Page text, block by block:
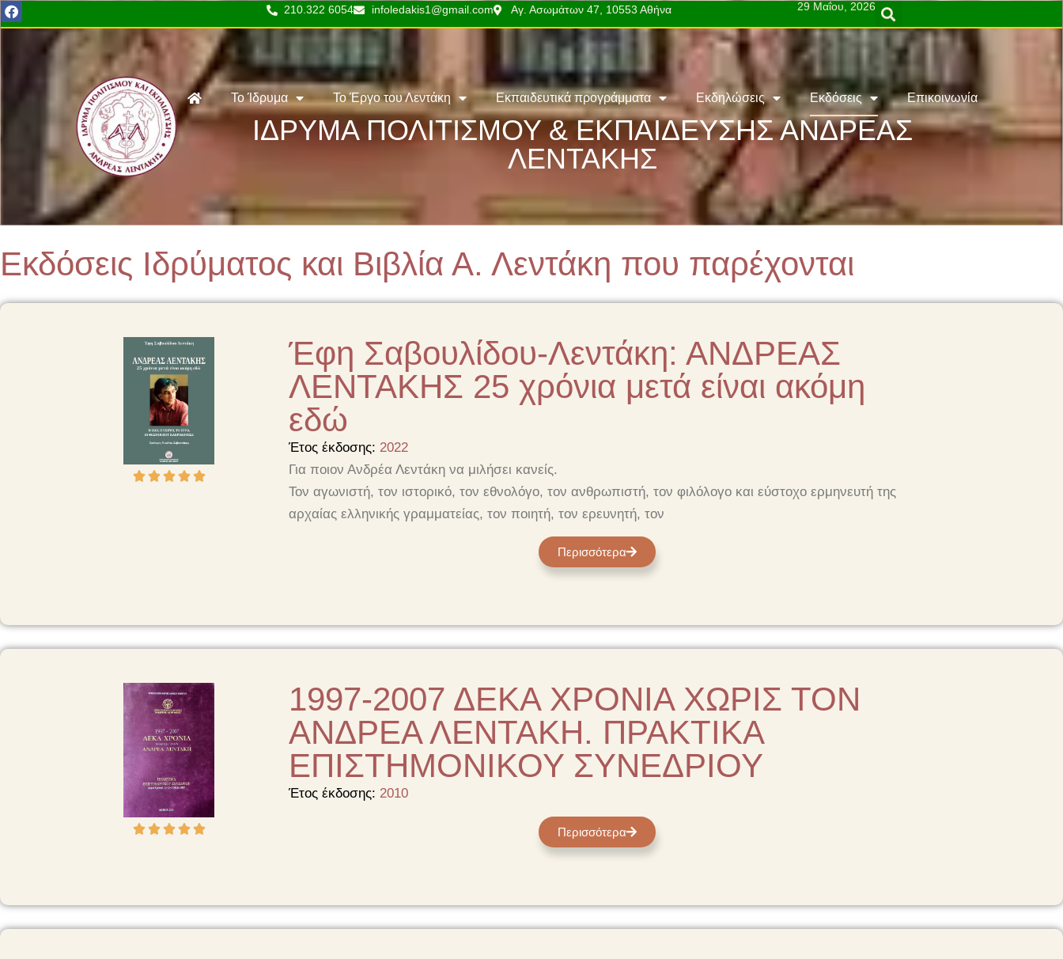
210.322 6054 infoledakis1@gmail.com Αγ. Ασωμάτων 47, 10553 Αθήνα 29 Μαΐου, 2026
Το Ίδρυμα Το Έργο του Λεντάκη Εκπαιδευτικά προγράμματα Εκδηλώσεις Εκδόσεις Επικοινωνία
ΙΔΡΥΜΑ ΠΟΛΙΤΙΣΜΟΥ & ΕΚΠΑΙΔΕΥΣΗΣ ΑΝΔΡΕΑΣ
ΛΕΝΤΑΚΗΣ
Εκδόσεις Ιδρύματος και Βιβλία Α. Λεντάκη που παρέχονται
    
Έφη Σαβουλίδου-Λεντάκη: ΑΝΔΡΕΑΣ
ΛΕΝΤΑΚΗΣ 25 χρόνια μετά είναι ακόμη
εδώ
Έτος έκδοσης: 2022
Για ποιον Ανδρέα Λεντάκη να μιλήσει κανείς.
Τον αγωνιστή, τον ιστορικό, τον εθνολόγο, τον ανθρωπιστή, τον φιλόλογο και εύστοχο ερμηνευτή της
αρχαίας ελληνικής γραμματείας, τον ποιητή, τον ερευνητή, τον
Περισσότερα
    
1997-2007 ΔΕΚΑ ΧΡΟΝΙΑ ΧΩΡΙΣ ΤΟΝ
ΑΝΔΡΕΑ ΛΕΝΤΑΚΗ. ΠΡΑΚΤΙΚΑ
ΕΠΙΣΤΗΜΟΝΙΚΟΥ ΣΥΝΕΔΡΙΟΥ
Έτος έκδοσης: 2010
Περισσότερα